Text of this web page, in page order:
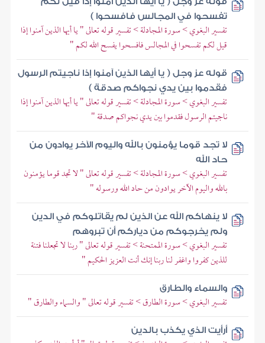
تفسحوا في المجالس فافسحوا )
تفسير البغوي > سورة المجادلة > تفسير قوله تعالى " يا أيها الذين آمنوا إذا
قيل لكم تفسحوا في المجالس فافسحوا يفسح الله لكم "
قوله عز وجل ( يا أيها الذين آمنوا إذا ناجيتم الرسول
فقدموا بين يدي نجواكم صدقة )
تفسير البغوي > سورة المجادلة > تفسير قوله تعالى " يا أيها الذين آمنوا إذا
ناجيتم الرسول فقدموا بين يدي نجواكم صدقة "
لا تجد قوما يؤمنون بالله واليوم الآخر يوادون من
حاد الله
تفسير البغوي > سورة المجادلة > تفسير قوله تعالى " لا تجد قوما يؤمنون
بالله واليوم الآخر يوادون من حاد الله ورسوله "
لا ينهاكم الله عن الذين لم يقاتلوكم في الدين
ولم يخرجوكم من دياركم أن تبروهم
تفسير البغوي > سورة الممتحنة > تفسير قوله تعالى " ربنا لا تجعلنا فتنة
للذين كفروا واغفر لنا ربنا إنك أنت العزيز الحكيم "
والسماء والطارق
تفسير البغوي > سورة الطارق > تفسير قوله تعالى " والسماء والطارق "
أرأيت الذي يكذب بالدين